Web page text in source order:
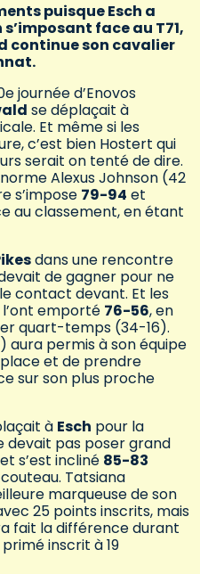
puisque Esch a
face au T71,
continue son cavalier
journée d’Enovos
se déplaçait à
Et même si les
c’est bien Hostert qui
serait on tenté de dire.
Alexus Johnson (42
s’impose 79-94 et
au classement, en étant
dans une rencontre
de gagner pour ne
contact devant. Et les
emporté 76-56, en
quart-temps (34-16).
aura permis à son équipe
et de prendre
sur son plus proche
à Esch pour la
devait pas poser grand
s’est incliné 85-83
Tatsiana
marqueuse de son
25 points inscrits, mais
fait la différence durant
inscrit à 19